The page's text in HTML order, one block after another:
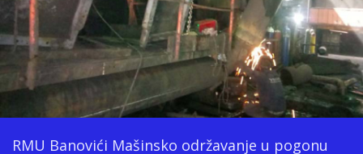
RMU Banovići Mašinsko održavanje u pogonu